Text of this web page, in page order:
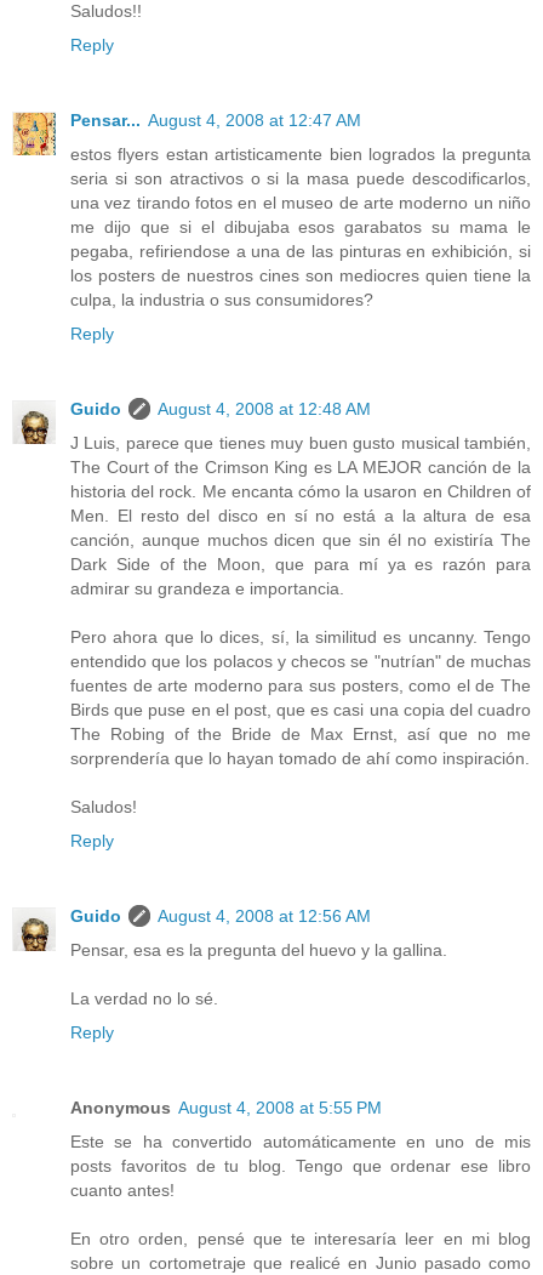
Saludos!!
Reply
Pensar... August 4, 2008 at 12:47 AM
estos flyers estan artisticamente bien logrados la pregunta
seria si son atractivos o si la masa puede descodificarlos,
una vez tirando fotos en el museo de arte moderno un niño
me dijo que si el dibujaba esos garabatos su mama le
pegaba, refiriendose a una de las pinturas en exhibición, si
los posters de nuestros cines son mediocres quien tiene la
culpa, la industria o sus consumidores?
Reply
Guido
August 4, 2008 at 12:48 AM
J Luis, parece que tienes muy buen gusto musical también,
The Court of the Crimson King es LA MEJOR canción de la
historia del rock. Me encanta cómo la usaron en Children of
Men. El resto del disco en sí no está a la altura de esa
canción, aunque muchos dicen que sin él no existiría The
Dark Side of the Moon, que para mí ya es razón para
admirar su grandeza e importancia.
Pero ahora que lo dices, sí, la similitud es uncanny. Tengo
entendido que los polacos y checos se "nutrían" de muchas
fuentes de arte moderno para sus posters, como el de The
Birds que puse en el post, que es casi una copia del cuadro
The Robing of the Bride de Max Ernst, así que no me
sorprendería que lo hayan tomado de ahí como inspiración.
Saludos!
Reply
Guido
August 4, 2008 at 12:56 AM
Pensar, esa es la pregunta del huevo y la gallina.
La verdad no lo sé.
Reply
Anonymous August 4, 2008 at 5:55 PM
Este se ha convertido automáticamente en uno de mis
posts favoritos de tu blog. Tengo que ordenar ese libro
cuanto antes!
En otro orden, pensé que te interesaría leer en mi blog
sobre un cortometraje que realicé en Junio pasado como